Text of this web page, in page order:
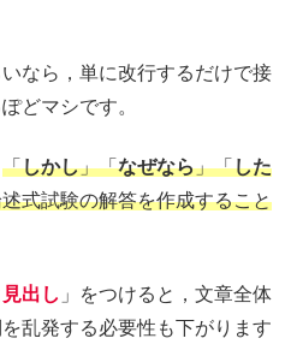
なら，単に改行するだけで接
どマシです。
「しかし」「なぜなら」「した
式試験の解答を作成すること
出し 」をつけると，文章全体
乱発する必要性も下がります